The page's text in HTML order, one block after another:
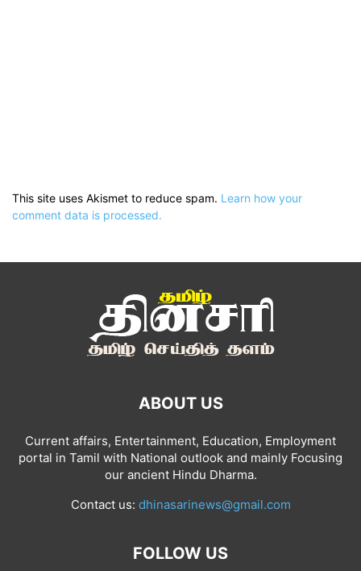
This site uses Akismet to reduce spam. Learn how your
comment data is processed.
ABOUT US
Current affairs, Entertainment, Education, Employment
portal in Tamil with National outlook and mainly Focusing
our ancient Hindu Dharma.
Contact us: dhinasarinews@gmail.com
FOLLOW US